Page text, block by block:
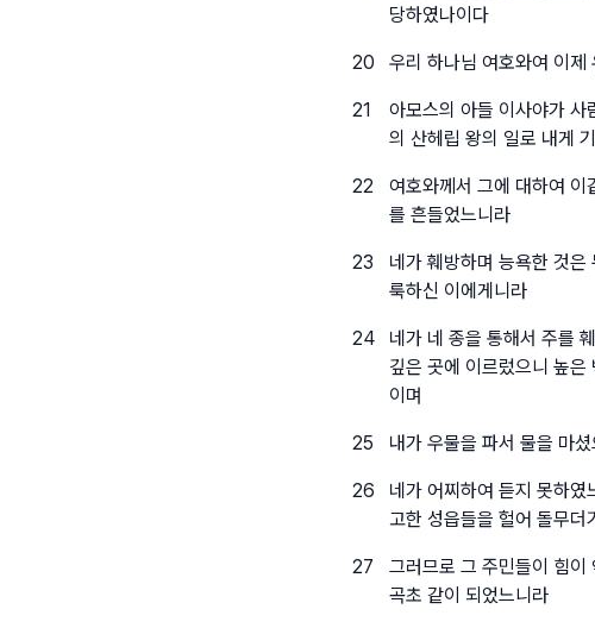
당하였나이다
20 우리 하나님 여호와여 이제
21
아모스의 아들 이사야가 사
의 산헤립 왕의 일로 내게
22
여호와께서 그에 대하여 이
를 흔들었느니라
23
네가 훼방하며 능욕한 것
룩하신 이에게니라
24
네가 네 종을 통해서 주를
깊은 곳에 이르렀으니 높
이며
25 내가 우물을 파서 물을 마
26
네가 어찌하여 듣지 못하
고한 성읍들을 헐어 돌무더
27
그러므로 그 주민들이 힘이
곡초 같이 되었느니라